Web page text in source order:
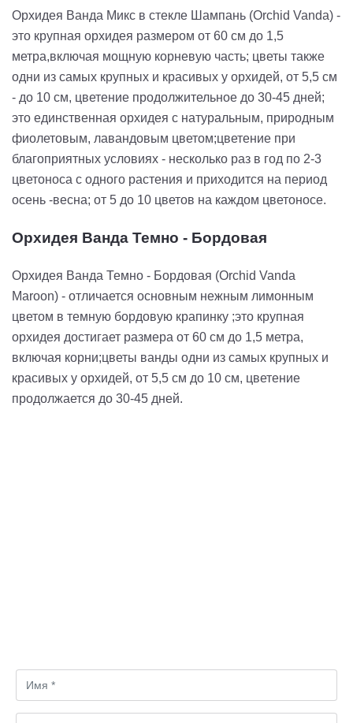
Орхидея Ванда Микс в стекле Шампань (Orchid Vanda) -
это крупная орхидея размером от 60 см до 1,5
метра,включая мощную корневую часть; цветы также
одни из самых крупных и красивых у орхидей, от 5,5 см
- до 10 см, цветение продолжительное до 30-45 дней;
это единственная орхидея с натуральным, природным
фиолетовым, лавандовым цветом;цветение при
благоприятных условиях - несколько раз в год по 2-3
цветоноса с одного растения и приходится на период
осень -весна; от 5 до 10 цветов на каждом цветоносе.
Орхидея Ванда Темно - Бордовая
Орхидея Ванда Темно - Бордовая (Orchid Vanda
Maroon) - отличается основным нежным лимонным
цветом в темную бордовую крапинку ;это крупная
орхидея достигает размера от 60 см до 1,5 метра,
включая корни;цветы ванды одни из самых крупных и
красивых у орхидей, от 5,5 см до 10 см, цветение
продолжается до 30-45 дней.